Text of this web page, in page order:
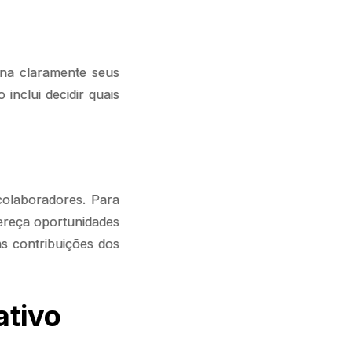
claramente seus
inclui decidir quais
Para
oportunidades
contribuições dos